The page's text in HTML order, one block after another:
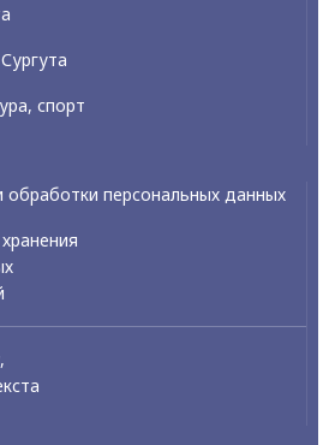
спорт
персональных данных